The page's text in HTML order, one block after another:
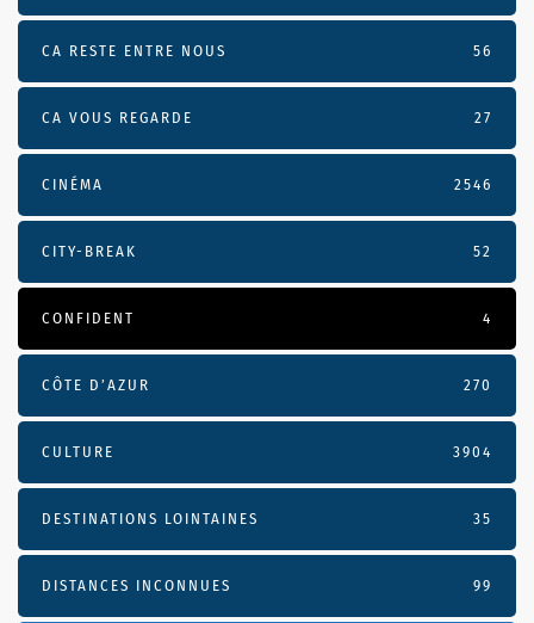
CA RESTE ENTRE NOUS 56
CA VOUS REGARDE 27
CINÉMA 2546
CITY-BREAK 52
CONFIDENT 4
CÔTE D’AZUR 270
CULTURE 3904
DESTINATIONS LOINTAINES 35
DISTANCES INCONNUES 99